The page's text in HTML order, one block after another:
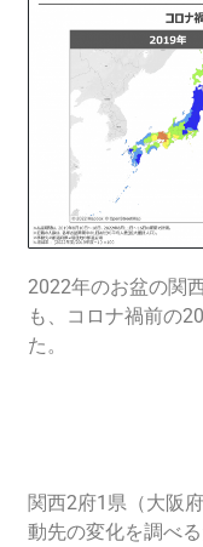
2022年のお盆の関
も
、コロナ禍前の
た。
関西2府1県 （大阪府
動先の変化を調べる